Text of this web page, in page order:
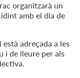
organitzarà un
amb el dia de
adreçada a les
i de lleure per als